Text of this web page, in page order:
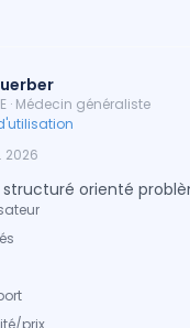
· Médecin généraliste
2026
structuré orienté